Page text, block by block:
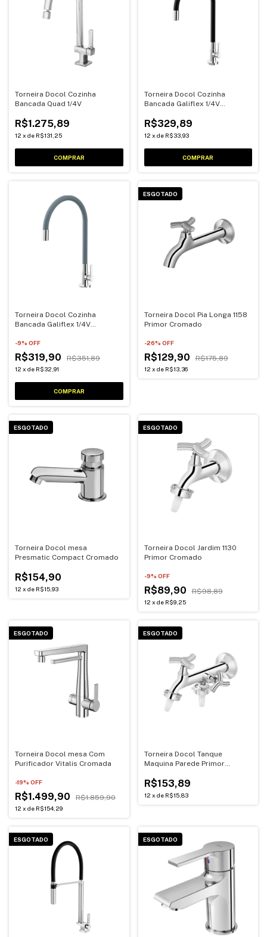
Torneira Docol Cozinha
Bancada Quad 1/4V
R$1.275,89
12 x de R$131,25
Torneira Docol Cozinha
Bancada Galiflex 1/4V
R$329,89
12 x de R$33,93
Torneira Docol Cozinha
Bancada Galiflex 1/4V
-9% OFF
R$319,90 R$351,89
12 x de R$32,91
ESGOTADO
Torneira Docol Pia Longa 1158
Primor Cromado
-26% OFF
R$129,90 R$175,89
12 x de R$13,36
ESGOTADO
Torneira Docol mesa
Presmatic Compact Cromado
R$154,90
12 x de R$15,93
ESGOTADO
Torneira Docol Jardim 1130
Primor Cromado
-9% OFF
R$89,90 R$98,89
12 x de R$9,25
ESGOTADO
Torneira Docol mesa Com
Purificador Vitalis Cromada
-19% OFF
R$1.499,90 R$1.859,90
12 x de R$154,29
ESGOTADO
Torneira Docol Tanque
Maquina Parede Primor
R$153,89
12 x de R$15,83
ESGOTADO ESGOTADO